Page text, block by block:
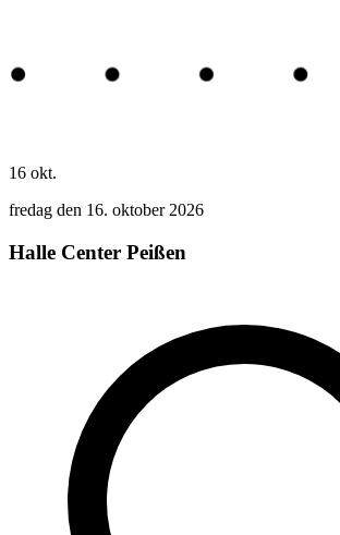
16 okt.
fredag den 16. oktober 2026
Halle Center Peißen